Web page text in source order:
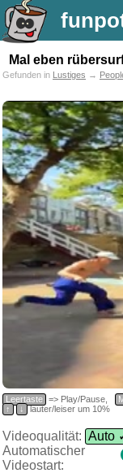
Mal eben
Gefunden in Lustiges →
Leertaste => Play/Pause,
↑
↓ lauter/leiser um 10%
Videoqualität: Auto
Automatischer
Videostart: